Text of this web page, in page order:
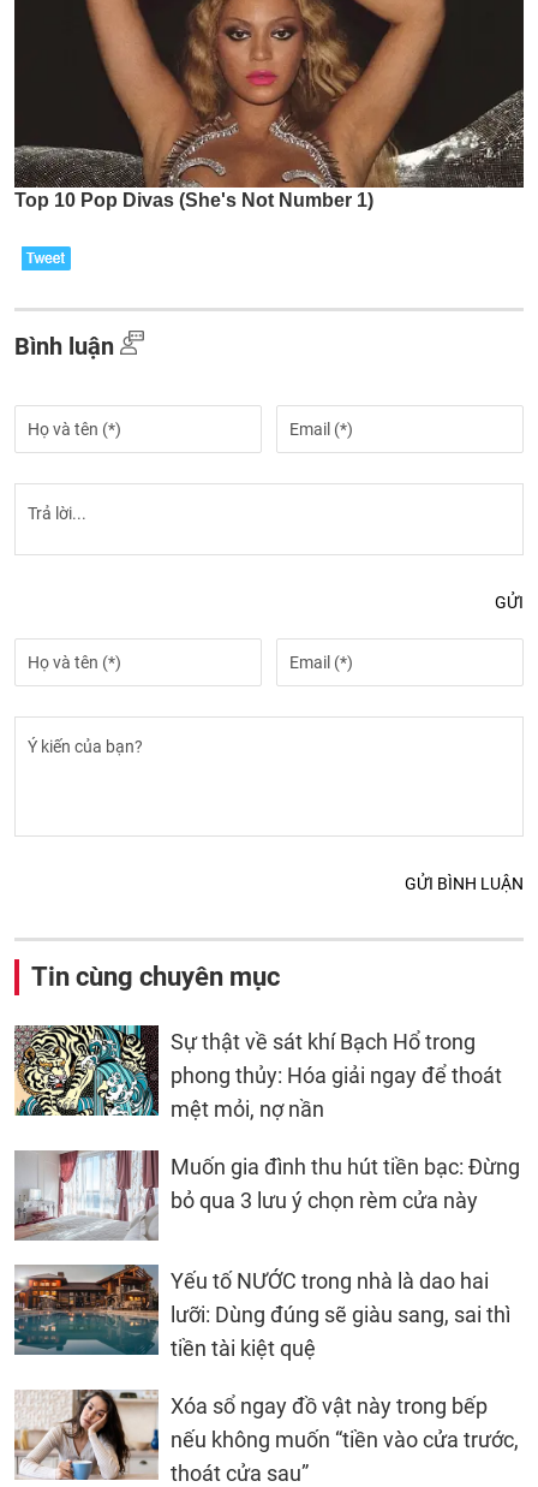
Bình luận
GỬI
GỬI BÌNH LUẬN
Tin cùng chuyên mục
Sự thật về sát khí Bạch Hổ trong
phong thủy: Hóa giải ngay để thoát
mệt mỏi, nợ nần
Muốn gia đình thu hút tiền bạc: Đừng
bỏ qua 3 lưu ý chọn rèm cửa này
Yếu tố NƯỚC trong nhà là dao hai
lưỡi: Dùng đúng sẽ giàu sang, sai thì
tiền tài kiệt quệ
Xóa sổ ngay đồ vật này trong bếp
nếu không muốn “tiền vào cửa trước,
thoát cửa sau”